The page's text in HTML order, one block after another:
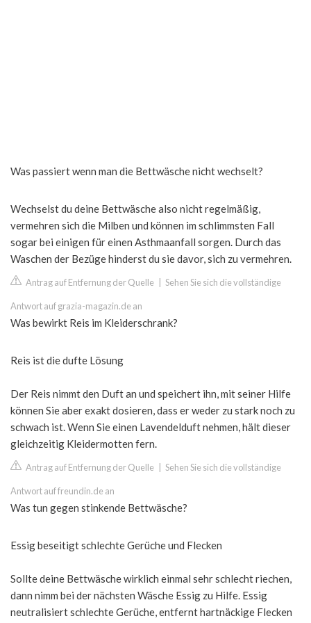
Was passiert wenn man die Bettwäsche nicht wechselt?
Wechselst du deine Bettwäsche also nicht regelmäßig,
vermehren sich die Milben und können im schlimmsten Fall
sogar bei einigen für einen Asthmaanfall sorgen. Durch das
Waschen der Bezüge hinderst du sie davor, sich zu vermehren.
Antrag auf Entfernung der Quelle Sehen Sie sich die vollständige
Antwort auf grazia-magazin.de an
Was bewirkt Reis im Kleiderschrank?
Reis ist die dufte Lösung
Der Reis nimmt den Duft an und speichert ihn, mit seiner Hilfe
können Sie aber exakt dosieren, dass er weder zu stark noch zu
schwach ist. Wenn Sie einen Lavendelduft nehmen, hält dieser
gleichzeitig Kleidermotten fern.
Antrag auf Entfernung der Quelle Sehen Sie sich die vollständige
Antwort auf freundin.de an
Was tun gegen stinkende Bettwäsche?
Essig beseitigt schlechte Gerüche und Flecken
Sollte deine Bettwäsche wirklich einmal sehr schlecht riechen,
dann nimm bei der nächsten Wäsche Essig zu Hilfe. Essig
neutralisiert schlechte Gerüche, entfernt hartnäckige Flecken